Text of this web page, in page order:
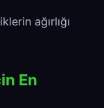
ağırlığı
En